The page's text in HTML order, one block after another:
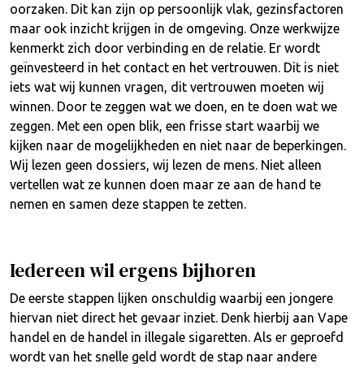
oorzaken. Dit kan zijn op persoonlijk vlak, gezinsfactoren
maar ook inzicht krijgen in de omgeving. Onze werkwijze
kenmerkt zich door verbinding en de relatie. Er wordt
geïnvesteerd in het contact en het vertrouwen. Dit is niet
iets wat wij kunnen vragen, dit vertrouwen moeten wij
winnen. Door te zeggen wat we doen, en te doen wat we
zeggen. Met een open blik, een frisse start waarbij we
kijken naar de mogelijkheden en niet naar de beperkingen.
Wij lezen geen dossiers, wij lezen de mens. Niet alleen
vertellen wat ze kunnen doen maar ze aan de hand te
nemen en samen deze stappen te zetten.
Iedereen wil ergens bijhoren
De eerste stappen lijken onschuldig waarbij een jongere
hiervan niet direct het gevaar inziet. Denk hierbij aan Vape
handel en de handel in illegale sigaretten. Als er geproefd
wordt van het snelle geld wordt de stap naar andere